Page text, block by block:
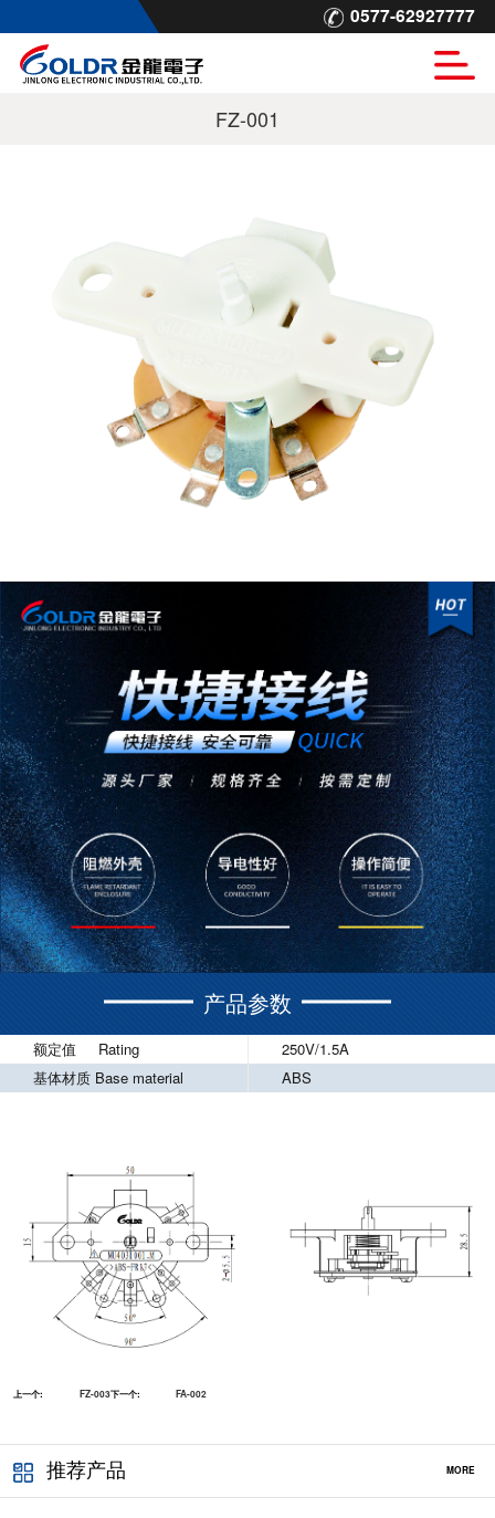
0577-62927777
FZ-001
产品参数
额定值 Rating
250V/1.5A
基体材质 Base material
ABS
上一个: FZ-003下一个: FA-002
推荐产品 MORE